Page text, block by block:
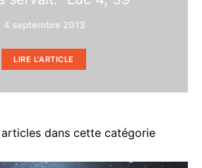
4 septembre 2013
LIRE L'ARTICLE
dans cette catégorie